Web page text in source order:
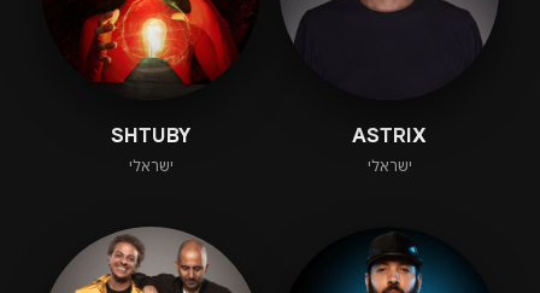
ASTRIX
ישראלי
SHTUBY
ישראלי